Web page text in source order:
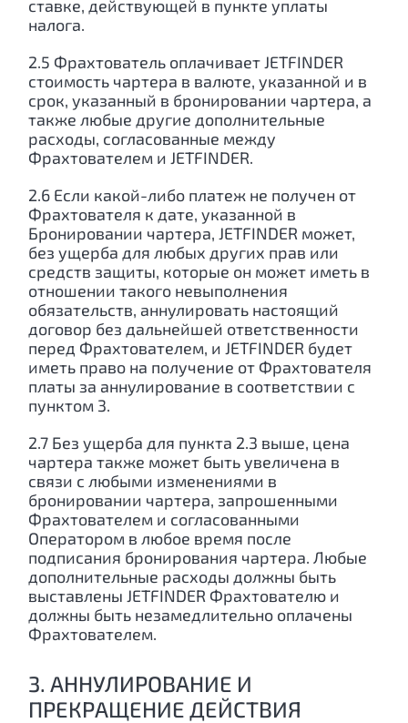
ставке, действующей в пункте уплаты
налога.
2.5 Фрахтователь оплачивает JETFINDER
стоимость чартера в валюте, указанной и в
срок, указанный в бронировании чартера, а
также любые другие дополнительные
расходы, согласованные между
Фрахтователем и JETFINDER.
2.6 Если какой-либо платеж не получен от
Фрахтователя к дате, указанной в
Бронировании чартера, JETFINDER может,
без ущерба для любых других прав или
средств защиты, которые он может иметь в
отношении такого невыполнения
обязательств, аннулировать настоящий
договор без дальнейшей ответственности
перед Фрахтователем, и JETFINDER будет
иметь право на получение от Фрахтователя
платы за аннулирование в соответствии с
пунктом 3.
2.7 Без ущерба для пункта 2.3 выше, цена
чартера также может быть увеличена в
связи с любыми изменениями в
бронировании чартера, запрошенными
Фрахтователем и согласованными
Оператором в любое время после
подписания бронирования чартера. Любые
дополнительные расходы должны быть
выставлены JETFINDER Фрахтователю и
должны быть незамедлительно оплачены
Фрахтователем.
3. АННУЛИРОВАНИЕ И
ПРЕКРАЩЕНИЕ ДЕЙСТВИЯ